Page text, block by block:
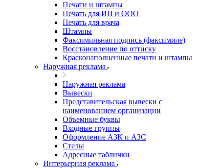
Печати и штампы
Печать для ИП и ООО
Печать для врача
Штампы
Факсимильная подпись (факсимиле)
Восстановление по оттиску
Красконаполненные печати и штампы
Наружная реклама
Наружная реклама
Вывески
Представительская вывески с
наименованием организации
Объемные буквы
Входные группы
Оформление АЗК и АЗС
Стелы
Адресные таблички
Интерьерная реклама